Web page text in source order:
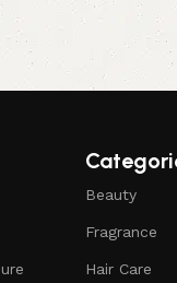
Beauty
Fragrance
Hair Care